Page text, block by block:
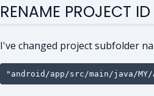
RENAME PROJECT
I've changed project subfolder
"android/app/src/main/java/MY/